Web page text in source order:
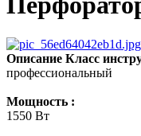
Описание Класс
профессиональный
Мощность :
1550 Вт